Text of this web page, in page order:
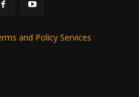
and Policy Services